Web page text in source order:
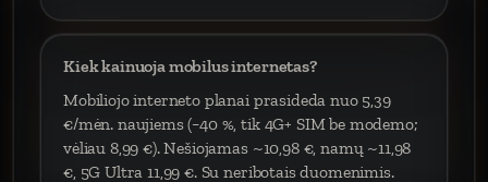
Kiek kainuoja mobilus internetas?
Mobiliojo interneto planai prasideda nuo 5,39
€/mėn. naujiems (−40 %, tik 4G+ SIM be modemo;
vėliau 8,99 €). Nešiojamas ~10,98 €, namų ~11,98
€, 5G Ultra 11,99 €. Su neribotais duomenimis.